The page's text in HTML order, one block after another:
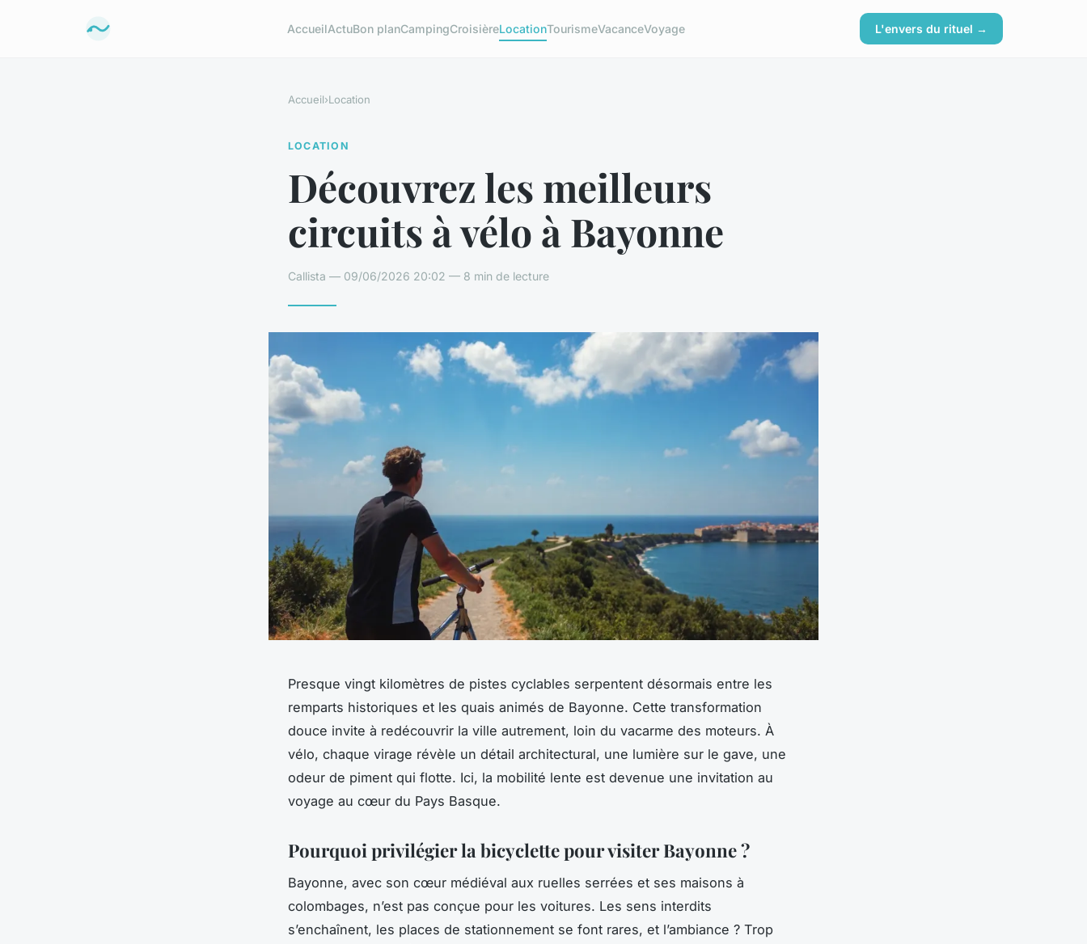
AccueilActuBon planCampingCroisièreLocationTourismeVacanceVoyage L'envers du rituel →
Accueil›Location
LOCATION
Découvrez les meilleurs
circuits à vélo à Bayonne
Callista — 09/06/2026 20:02 — 8 min de lecture
Presque vingt kilomètres de pistes cyclables serpentent désormais entre les
remparts historiques et les quais animés de Bayonne. Cette transformation
douce invite à redécouvrir la ville autrement, loin du vacarme des moteurs. À
vélo, chaque virage révèle un détail architectural, une lumière sur le gave, une
odeur de piment qui flotte. Ici, la mobilité lente est devenue une invitation au
voyage au cœur du Pays Basque.
Pourquoi privilégier la bicyclette pour visiter Bayonne ?
Bayonne, avec son cœur médiéval aux ruelles serrées et ses maisons à
colombages, n’est pas conçue pour les voitures. Les sens interdits
s’enchaînent, les places de stationnement se font rares, et l’ambiance ? Trop